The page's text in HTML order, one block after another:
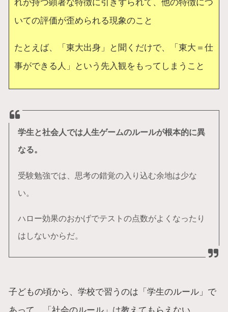
いての評価が歪められる現象のこと
たとえば、「東大出身」と聞くだけで、「東大＝仕
事ができる人」という先入観をもってしまうこと
学生と社会人では人生ゲームのルールが根本的に異
なる。
受験勉強では、思考の錯覚の入り込む余地は少な
い。
ハロー効果のおかげでテストの点数がよくなったり
はしないからだ。
子どもの頃から、学校で習うのは「学生のルール」で
あって、「社会のルール」は教えてもらえない。